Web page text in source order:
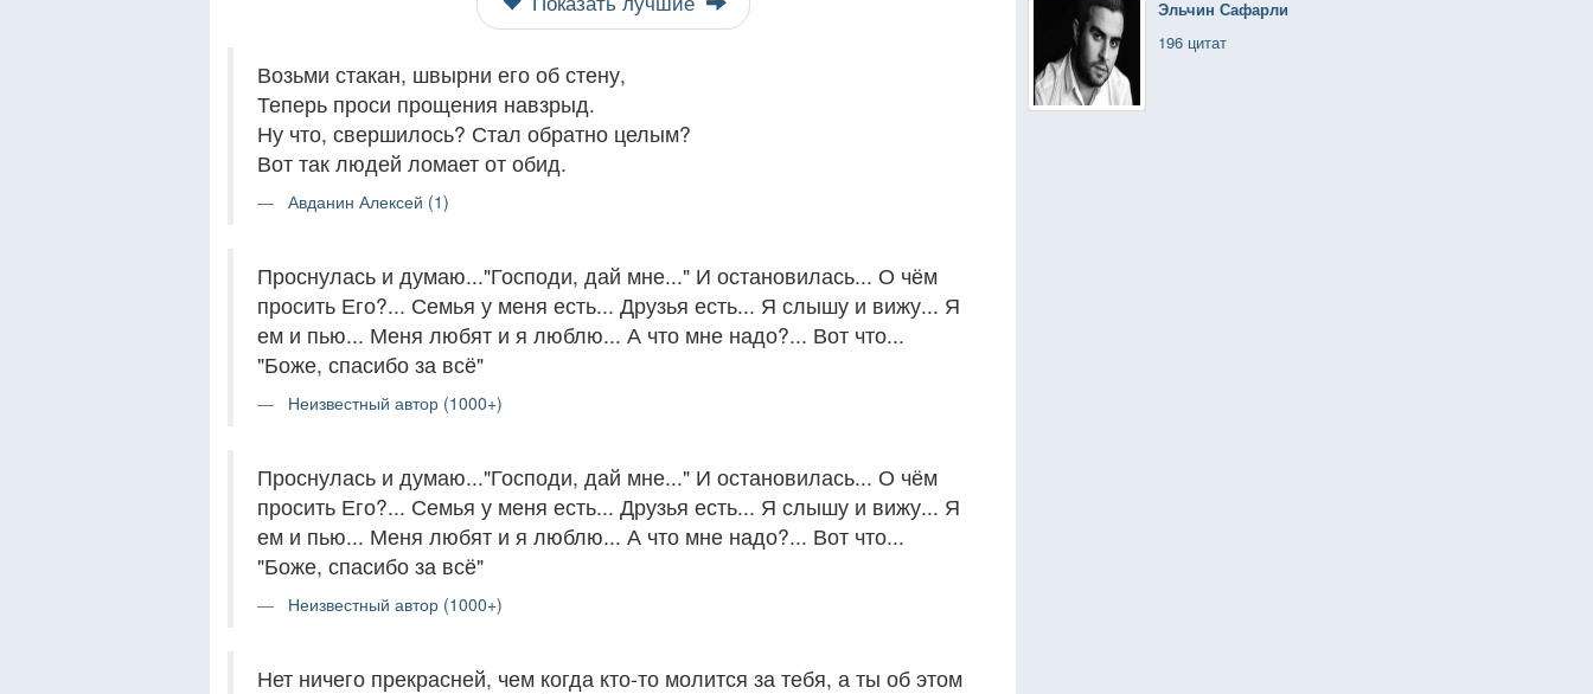
Эльчин Сафарли
196 цитат
Возьми стакан, швырни его об стену,
Теперь проси прощения навзрыд.
Ну что, свершилось? Стал обратно целым?
Вот так людей ломает от обид.
Авданин Алексей (1)
Проснулась и думаю..."Господи, дай мне..." И остановилась... О чём
просить Его?... Семья у меня есть... Друзья есть... Я слышу и вижу... Я
ем и пью... Меня любят и я люблю... А что мне надо?... Вот что...
"Боже, спасибо за всё"
Неизвестный автор (1000+)
Проснулась и думаю..."Господи, дай мне..." И остановилась... О чём
просить Его?... Семья у меня есть... Друзья есть... Я слышу и вижу... Я
ем и пью... Меня любят и я люблю... А что мне надо?... Вот что...
"Боже, спасибо за всё"
Неизвестный автор (1000+)
Нет ничего прекрасней, чем когда кто-то молится за тебя, а ты об этом